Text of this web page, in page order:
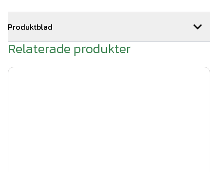
Produktblad
Kvalitet & färg smidesstaket.pdf
Relaterade produkter